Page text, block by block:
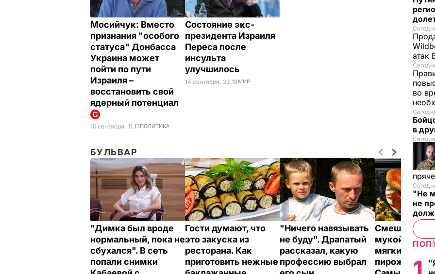
Мосийчук: Вместо
признания "особого
статуса" Донбасса
Украина может
пойти по пути
Израиля –
восстановить свой
ядерный потенциал
15 сентября, 11.17ПОЛИТИКА
Состояние экс-
президента Израиля
Переса после
инсульта
улучшилось
14 сентября, 23.18МИР
БУЛЬВАР
"Димка был вроде
нормальный, пока не
сбухался". В сеть
попали снимки
Гости думают, что
это закуска из
ресторана. Как
приготовить нежные
"Ничего навязывать
не буду". Драпатый
рассказал, какую
профессию выбрал
Смешайте это
мукой – и
мягких,
пирожков
атак
во
в
"Не
не